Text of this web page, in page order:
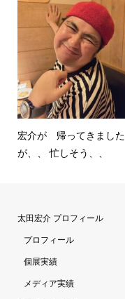
宏介が 帰ってきました
が、、 忙しそう、、
太田宏介 プロフィール
プロフィール
個展実績
メディア実績